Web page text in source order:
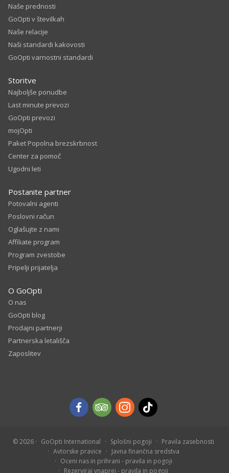
Naše prednosti
GoOpti v številkah
Naše relacije
Naši standardi kakovosti
GoOpti varnostni standardi
Storitve
Najboljše ponudbe
Last minute prevozi
GoOpti prevozi
mojOpti
Paket Popolna brezskrbnost
Center za pomoč
Ugodni leti
Postanite partner
Potovalni agenti
Poslovni račun
Oglašujte z nami
Affiliate program
Program zvestobe
Pripelji prijatelja
O GoOpti
O nas
GoOpti blog
Prodajni partnerji
Partnerska letališča
Zaposlitev
© 2026 GoOpti International Splošni pogoji
Pravila zasebnosti
Avtorske pravice
Javna finančna sredstva
Oceni nas in prihrani - pravila in pogoji
Rezerviraj vnaprej - pravila in pogoji